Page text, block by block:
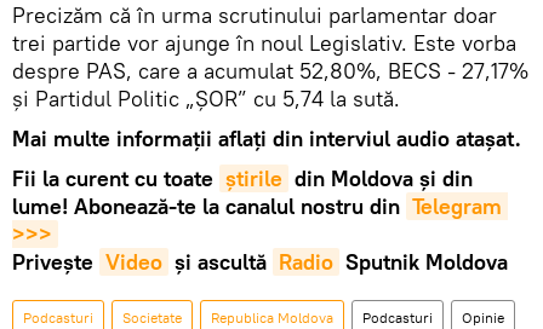
Precizăm că în urma scrutinului parlamentar doar
trei partide vor ajunge în noul Legislativ. Este vorba
despre PAS, care a acumulat 52,80%, BECS - 27,17%
și Partidul Politic „ȘOR” cu 5,74 la sută.
Mai multe informații aflați din interviul audio atașat.
Fii la curent cu toate știrile din Moldova și din
lume! Abonează-te la canalul nostru din Telegram
>>>
Privește Video și ascultă Radio Sputnik Moldova
Podcasturi Societate Republica Moldova Podcasturi Opinie